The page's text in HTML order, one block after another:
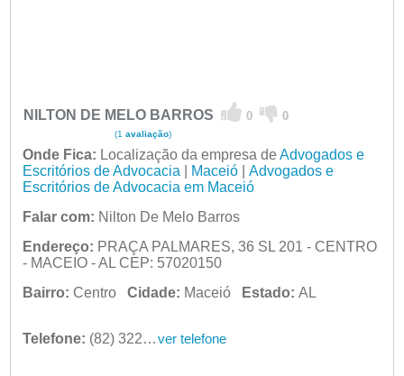
NILTON DE MELO BARROS 0 0
(1 avaliação)
Onde Fica: Localização da empresa deAdvogados e
Escritórios de Advocacia
Maceió| Advogados e
Escritórios de Advocacia em Maceió
Falar com: Nilton De Melo Barros
Endereço: PRAÇA PALMARES, 36 SL 201 - CENTRO
- MACEIO - AL CEP: 57020150
Bairro: Centro Cidade: Maceió Estado: AL
Telefone: (82) 3221-3496 ver telefone